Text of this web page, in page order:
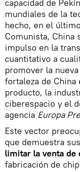
capacidad de
mundiales de la
hecho, en el
Comunista, China
impulso en la
cuantitativo a
promover la
fortaleza de
producto, la
ciberespacio y el
agencia Europa
Este vector
que demuestra
limitar la venta de
fabricación de